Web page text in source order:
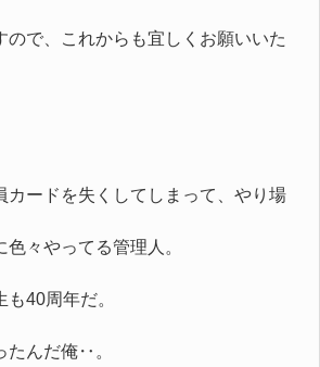
ので、これからも宜しくお願いいた
ードを失くしてしまって、やり場
々やってる管理人。
40周年だ。
んだ俺‥。